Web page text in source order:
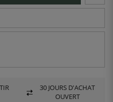
30 JOURS D'ACHAT
OUVERT